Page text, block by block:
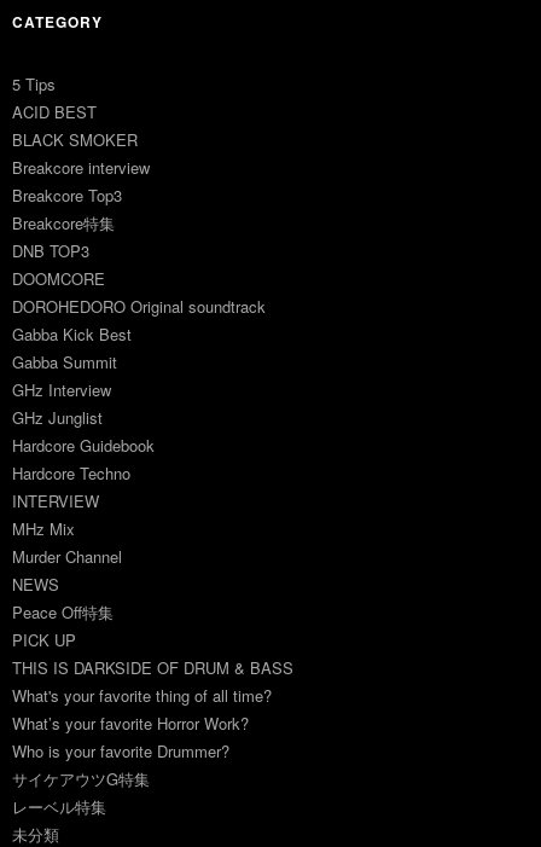
CATEGORY
5 Tips
ACID BEST
BLACK SMOKER
Breakcore interview
Breakcore Top3
Breakcore特集
DNB TOP3
DOOMCORE
DOROHEDORO Original soundtrack
Gabba Kick Best
Gabba Summit
GHz Interview
GHz Junglist
Hardcore Guidebook
Hardcore Techno
INTERVIEW
MHz Mix
Murder Channel
NEWS
Peace Off特集
PICK UP
THIS IS DARKSIDE OF DRUM & BASS
What's your favorite thing of all time?
What’s your favorite Horror Work?
Who is your favorite Drummer?
サイケアウツG特集
レーベル特集
未分類